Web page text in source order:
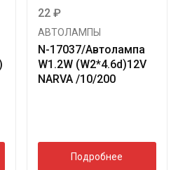
22 ₽
АВТОЛАМПЫ
N-17037/Автолампа
W1.2W (W2*4.6d)12V
NARVA /10/200
Подробнее